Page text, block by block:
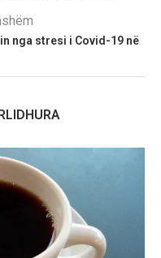
nga stresi i Covid-19 në